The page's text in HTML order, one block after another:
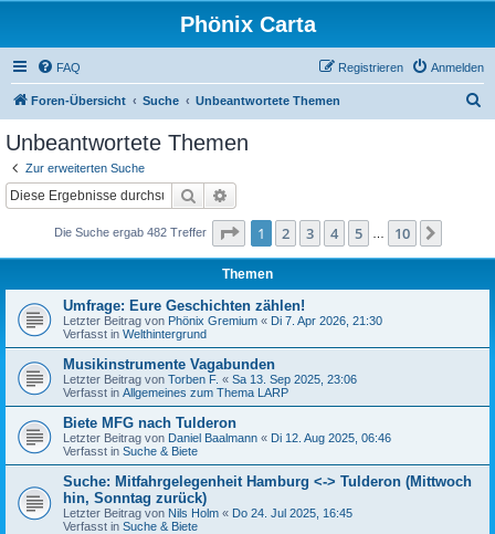
Phönix Carta
FAQ Anmelden
Registrieren
Foren-Übersicht Suche Unbeantwortete Themen
Unbeantwortete Themen
Zur erweiterten Suche
Suche
Die Suche ergab 482 Treffer Seite 1von 10
1 2 3 4 5 10
Themen
Umfrage: Eure Geschichten zählen!
Letzter Beitrag von Phönix Gremium « Di 7. Apr 2026, 21:30
Verfasst in Welthintergrund
Musikinstrumente Vagabunden
Letzter Beitrag von Torben F. « Sa 13. Sep 2025, 23:06
Verfasst in Allgemeines zum Thema LARP
Biete MFG nach Tulderon
Letzter Beitrag von Daniel Baalmann « Di 12. Aug 2025, 06:46
Verfasst in Suche & Biete
Suche: Mitfahrgelegenheit Hamburg <-> Tulderon (Mittwoch
hin, Sonntag zurück)
Letzter Beitrag von Nils Holm « Do 24. Jul 2025, 16:45
Verfasst in Suche & Biete